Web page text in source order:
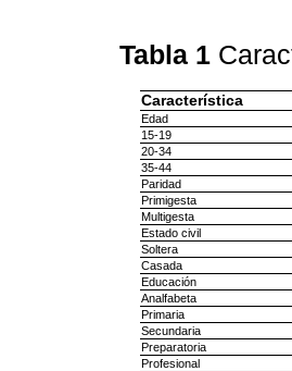
Tabla 1
Característica
Edad
15-19
20-34
35-44
Paridad
Primigesta
Multigesta
Estado civil
Soltera
Casada
Educación
Analfabeta
Primaria
Secundaria
Preparatoria
Profesional